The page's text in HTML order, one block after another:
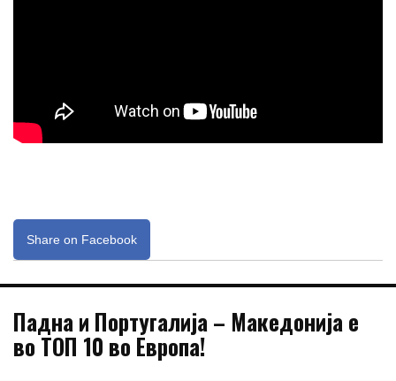
Share on Facebook
Падна и Португалија – Македонија е
во ТОП 10 во Европа!